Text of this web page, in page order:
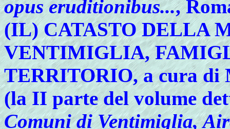
opus eruditionibus...,
(IL)CATASTO DELLA
VENTIMIGLIA,
TERRITORIO, a cura di
(la II parte del volume
Comuni di Ventimiglia,